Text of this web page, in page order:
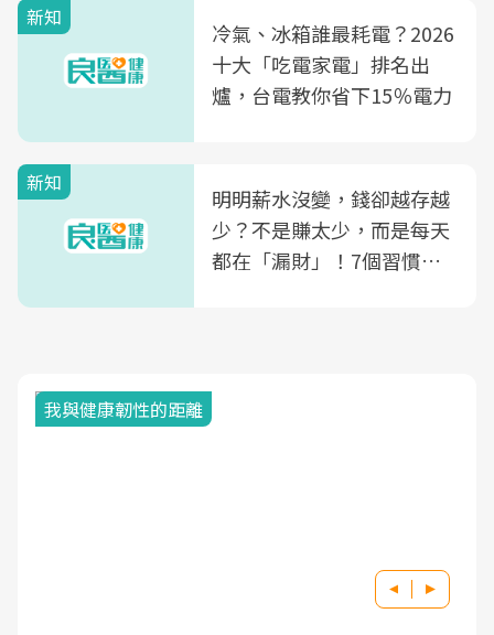
光田醫院建構360度女性健
康照護生態圈
新知
冷氣、冰箱誰最耗電？2026
十大「吃電家電」排名出
爐，台電教你省下15％電力
新知
明明薪水沒變，錢卻越存越
少？不是賺太少，而是每天
都在「漏財」！7個習慣一
我與健康韌性的距離